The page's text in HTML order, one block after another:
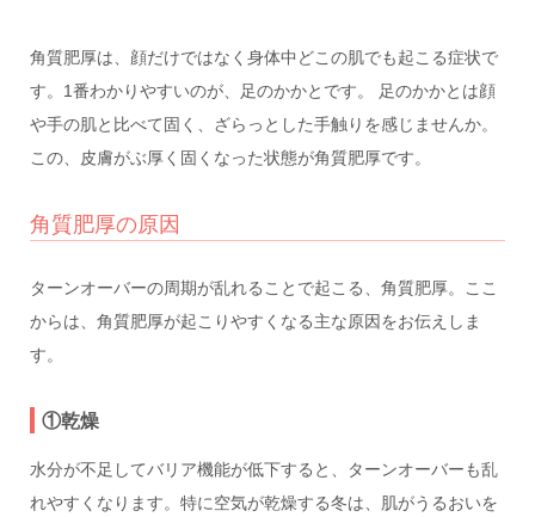
角質肥厚は、顔だけではなく身体中どこの肌でも起こる症状で
す。1番わかりやすいのが、足のかかとです。 足のかかとは顔
や手の肌と比べて固く、ざらっとした手触りを感じませんか。
この、皮膚がぶ厚く固くなった状態が角質肥厚です。
角質肥厚の原因
ターンオーバーの周期が乱れることで起こる、角質肥厚。ここ
からは、角質肥厚が起こりやすくなる主な原因をお伝えしま
す。
①乾燥
水分が不足してバリア機能が低下すると、ターンオーバーも乱
れやすくなります。特に空気が乾燥する冬は、肌がうるおいを